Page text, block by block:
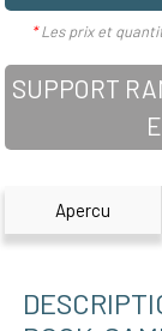
*Les prix et
SUPPORT
Apercu